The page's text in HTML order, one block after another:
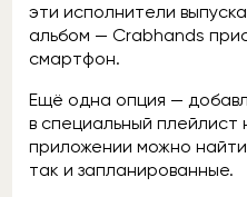
эти исполнители
альбом — Crabhands
смартфон.
Ещё одна опция —
в специальный
приложении можно
так и запланированные.